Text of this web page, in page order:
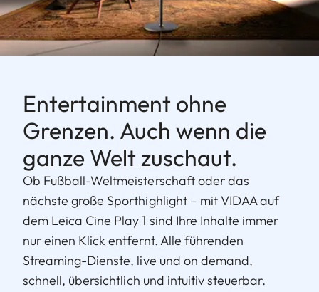
Entertainment ohne
Grenzen. Auch wenn die
ganze Welt zuschaut.
Ob Fußball-Weltmeisterschaft oder das
nächste große Sporthighlight – mit VIDAA auf
dem Leica Cine Play 1 sind Ihre Inhalte immer
nur einen Klick entfernt. Alle führenden
Streaming-Dienste, live und on demand,
schnell, übersichtlich und intuitiv steuerbar.